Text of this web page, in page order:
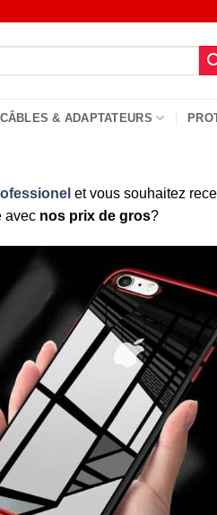
CÂBLES & ADAPTATEURS
et vous souhaitez
avec nos prix de gros?